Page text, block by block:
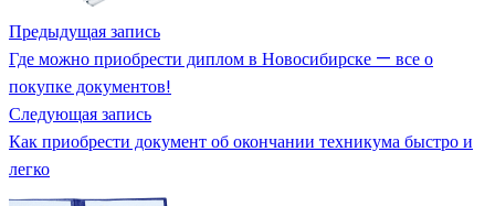
Предыдущая запись
Где можно приобрести диплом в Новосибирске — все о
покупке документов!
Следующая запись
Как приобрести документ об окончании техникума быстро и
легко